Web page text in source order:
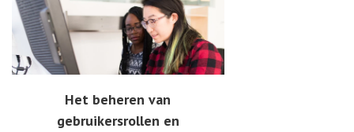
Het beheren van
gebruikersrollen en